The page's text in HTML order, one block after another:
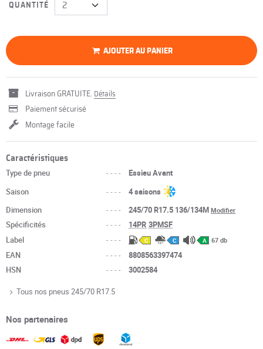
QUANTITÉ
AJOUTER AU PANIER
Livraison GRATUITE. Détails
Paiement sécurisé
Montage facile
Caractéristiques
Type de pneu ----
Essieu Avant
Saison
----
4 saisons
Dimension
---- 245/70 R17.5 136/134MModifier
Spécificités ---- 14PR 3PMSF
Label
---- C C A 67 db
EAN ----
8808563397474
HSN
---- 3002584
Tous nos pneus 245/70 R17.5
Nos partenaires